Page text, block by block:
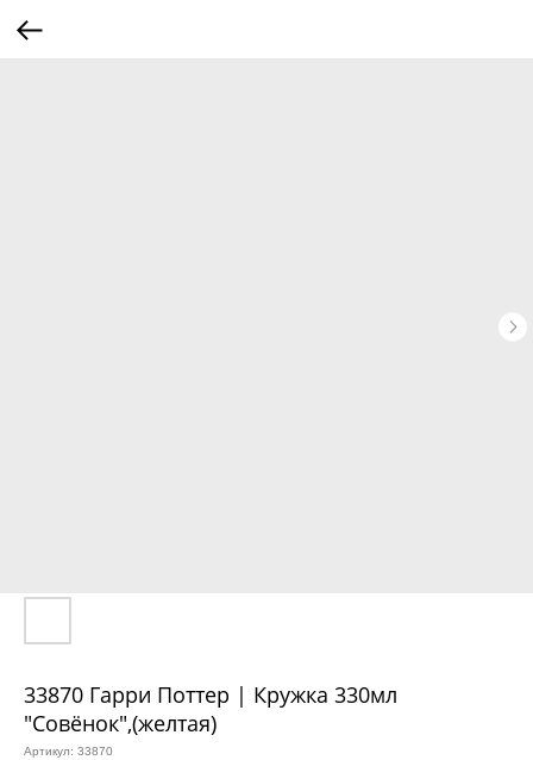
33870 Гарри Поттер | Кружка 330мл
"Совёнок",(желтая)
Артикул: 33870